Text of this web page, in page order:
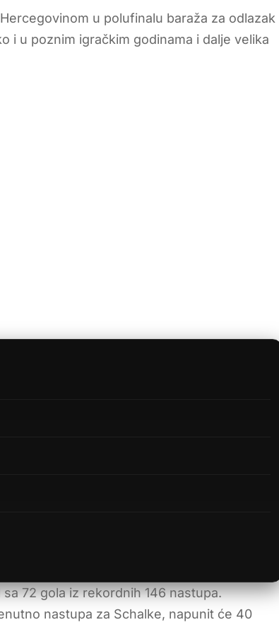
u polufinalu baraža za odlazak
i u poznim igračkim godinama i dalje velika
72 gola iz rekordnih 146 nastupa.
nastupa za Schalke, napunit će 40